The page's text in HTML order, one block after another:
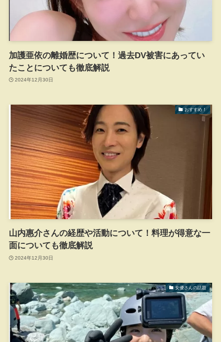
加護亜依の離婚歴について！過去DV被害にあってい
たことについても徹底解説
2024年12月30日
おすすめ！
山内惠介さんの経歴や活動について！料理が得意な一
面についても徹底解説
2024年12月30日
女優さんの話題